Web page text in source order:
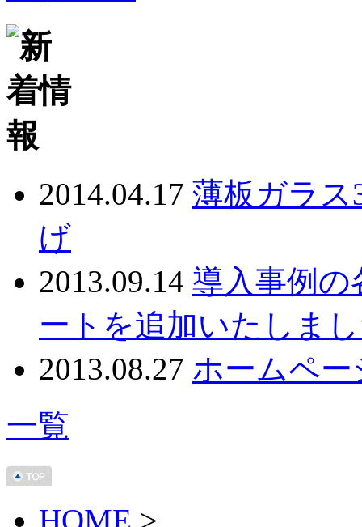
2014.04.17 薄板ガラ
げ
2013.09.14 導入事例の
ートを追加いたしま
2013.08.27 ホームペ
一覧